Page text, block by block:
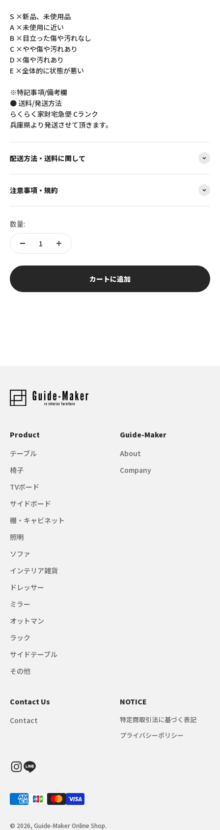
S ×新品、未使用品
A ×未使用に近い
B ×目立った傷や汚れなし
C ×やや傷や汚れあり
D ×傷や汚れあり
E ×全体的に状態が悪い
※特記事項/備考欄
● 送料/発送方法
らくらく家財宅急便 Cランク
兵庫県より発送させて頂きます。
配送方法・送料に関して
注意事項・規約
数量:
カートに追加
Product
テーブル
椅子
TVボード
サイドボード
棚・キャビネット
照明
ソファ
インテリア雑貨
ドレッサー
ミラー
オットマン
ラック
サイドテーブル
その他
Guide-Maker
About
Company
Contact Us
Contact
NOTICE
特定商取引法に基づく表記
プライバシーポリシー
© 2026, Guide-Maker Online Shop.